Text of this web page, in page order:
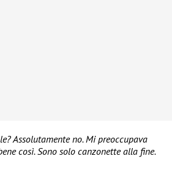
Assolutamente no. Mi preoccupava
così. Sono solo canzonette alla fine.